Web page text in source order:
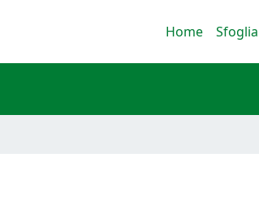
Home Sfoglia